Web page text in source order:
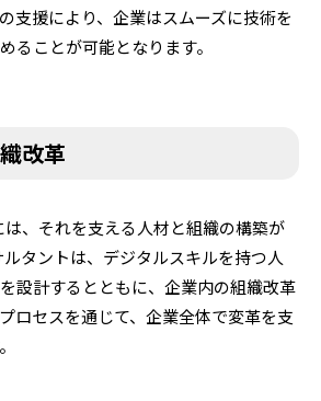
支援により、企業はスムーズに技術を
ることが可能となります。
改革
、それを支える人材と組織の構築が
タントは、デジタルスキルを持つ人
設計するとともに、企業内の組織改革
ロセスを通じて、企業全体で変革を支